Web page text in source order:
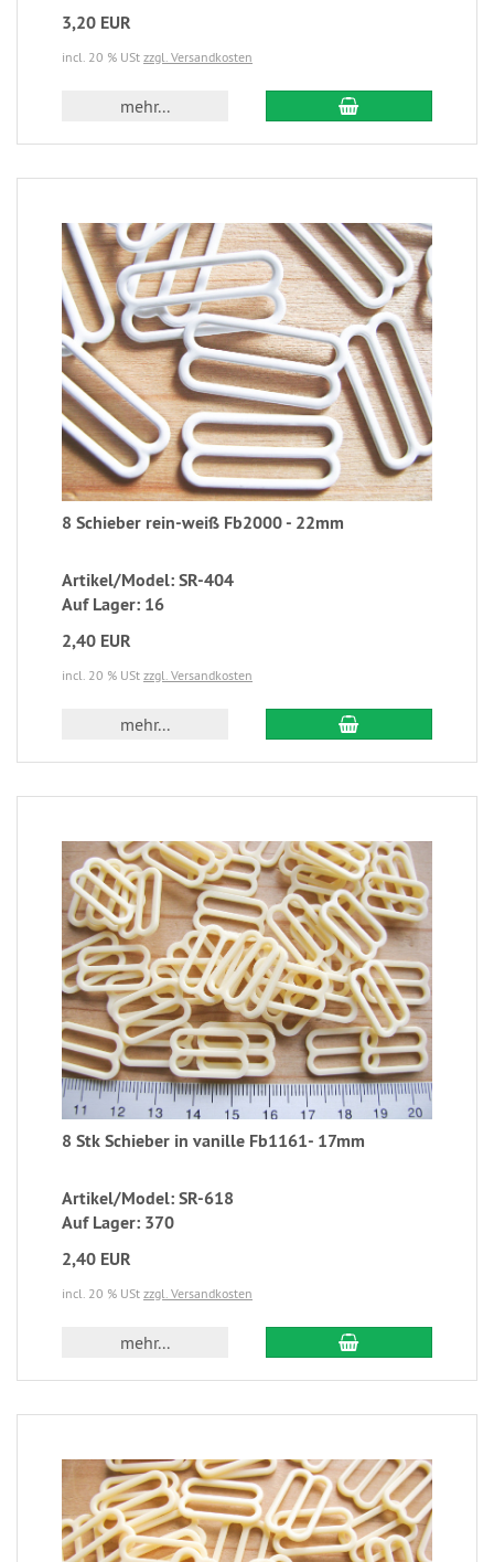
3,20 EUR
incl. 20 % USt zzgl. Versandkosten
mehr...
8 Schieber rein-weiß Fb2000 - 22mm
Artikel/Model: SR-404
Auf Lager: 16
2,40 EUR
incl. 20 % USt zzgl. Versandkosten
mehr...
8 Stk Schieber in vanille Fb1161- 17mm
Artikel/Model: SR-618
Auf Lager: 370
2,40 EUR
incl. 20 % USt zzgl. Versandkosten
mehr...